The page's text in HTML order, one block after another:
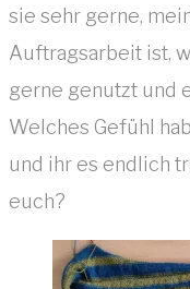
sie sehr gerne,
Auftragsarbeit ist,
gerne genutzt und
Welches Gefühl
und ihr es endlich
euch?